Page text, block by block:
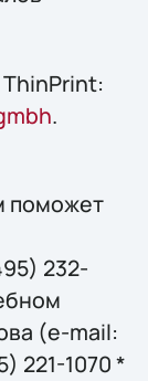
.
поможет
232-
(e-mail:
221-1070 *